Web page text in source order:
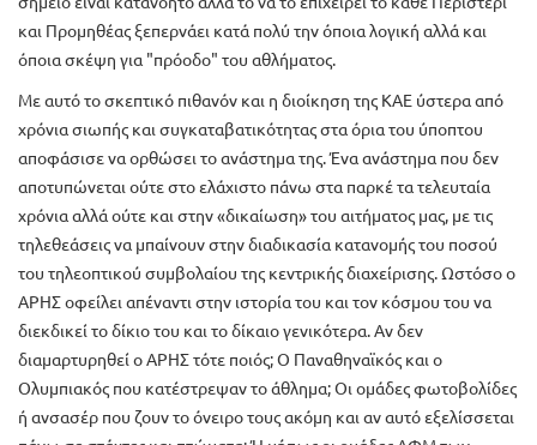
και Προμηθέας ξεπερνάει κατά πολύ την όποια λογική αλλά και
όποια σκέψη για "πρόοδο" του αθλήματος.
Με αυτό το σκεπτικό πιθανόν και η διοίκηση της ΚΑΕ ύστερα από
χρόνια σιωπής και συγκαταβατικότητας στα όρια του ύποπτου
αποφάσισε να ορθώσει το ανάστημα της. Ένα ανάστημα που δεν
αποτυπώνεται ούτε στο ελάχιστο πάνω στα παρκέ τα τελευταία
χρόνια αλλά ούτε και στην «δικαίωση» του αιτήματος μας, με τις
τηλεθεάσεις να μπαίνουν στην διαδικασία κατανομής του ποσού
του τηλεοπτικού συμβολαίου της κεντρικής διαχείρισης. Ωστόσο ο
ΑΡΗΣ οφείλει απέναντι στην ιστορία του και τον κόσμου του να
διεκδικεί το δίκιο του και το δίκαιο γενικότερα. Αν δεν
διαμαρτυρηθεί ο ΑΡΗΣ τότε ποιός; Ο Παναθηναϊκός και ο
Ολυμπιακός που κατέστρεψαν το άθλημα; Οι ομάδες φωτοβολίδες
ή ανσασέρ που ζουν το όνειρο τους ακόμη και αν αυτό εξελίσσεται